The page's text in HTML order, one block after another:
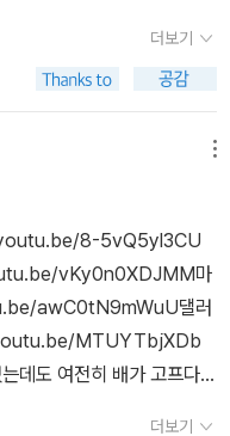
지도 모른다. 연신 탄성을
총 자살 전, 이렇게 말했
이나 고독, 생의 슬픔 따위
나는 마침내 내 자신을 완
웠소. 안녕히 계시오.'그의
, 실은 자신에 대한 어떤 미
세계가 기대하고 있을 심
출판사나 르몽드 지가 여
우며 뒤에서 연극을 준비
등장인물을 분석하고 그
하는 것을 지켜본다. 그리
이다. 어디 흥미롭지 않은
로 화려하게 살기는 쉽지
계의 흐름에 응답해야 할
간이라 할 수도 있다. 이런
하지만 어쨌든 사실에 기
하늘의 뿌리>의 작가 로맹
앞의 생>의 작가 에밀 아
가 실상은 로맹 가리였다는
살을 한 이후다. 유서처
에밀 아자르에 얽힌 비밀을
로 발표한 작품들의 저작권
밀 아자르라는 가면이 제
가리의 ‘일인다역’(그는
작가란 무엇인가란 질문
닌 다른 사람으로 살아왔
에밀 아자르의 작품을 구분
로맹 가리라는 이름으로는
더보기
8-5vQ5yl3CU
vKy0n0XDJMM마
awC0tN9mWuU댈러
MTUYTbjXDb
데도 여전히 배가 고프다.
더보기